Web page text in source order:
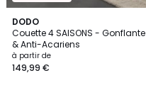
DODO
Couette 4 SAISONS - Gonflante
& Anti-Acariens
à partir de
149,99 €
4,5
/ 5